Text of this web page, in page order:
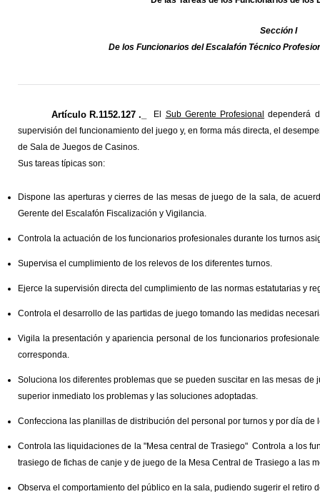
Sección I
De los Funcionarios del Escalafón Técnico
Artículo R.1152.127 ._ El Sub Gerente Profesional dependerá
supervisión del funcionamiento del juego y, en forma más directa, el
de Sala de Juegos de Casinos.
Sus tareas típicas son:
Dispone las aperturas y cierres de las mesas de juego de la sala, de
Gerente del Escalafón Fiscalización y Vigilancia.
Controla la actuación de los funcionarios profesionales durante los turnos
Supervisa el cumplimiento de los relevos de los diferentes turnos.
Ejerce la supervisión directa del cumplimiento de las normas estatutarias y
Controla el desarrollo de las partidas de juego tomando las medidas
Vigila la presentación y apariencia personal de los funcionarios
corresponda.
Soluciona los diferentes problemas que se pueden suscitar en las mesas
superior inmediato los problemas y las soluciones adoptadas.
Confecciona las planillas de distribución del personal por turnos y por día de
Controla las liquidaciones de la "Mesa central de Trasiego" Controla a los
trasiego de fichas de canje y de juego de la Mesa Central de Trasiego a las
Observa el comportamiento del público en la sala, pudiendo sugerir el retiro